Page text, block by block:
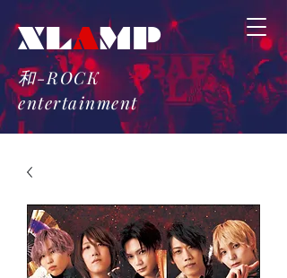
​XLAMP
和-ROCK
​entertainment